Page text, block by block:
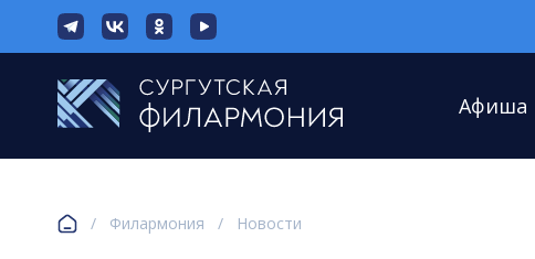
Афиша
/ Филармония / Новости